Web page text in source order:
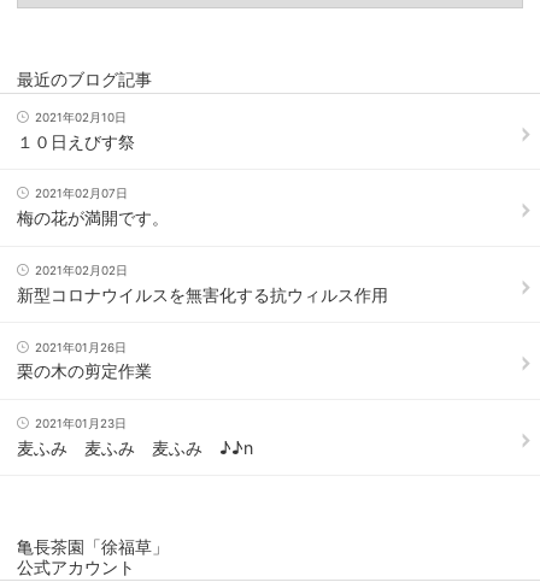
最近のブログ記事
2021年02月10日
１０日えびす祭
2021年02月07日
梅の花が満開です。
2021年02月02日
新型コロナウイルスを無害化する抗ウィルス作用
2021年01月26日
栗の木の剪定作業
2021年01月23日
麦ふみ 麦ふみ 麦ふみ ♪♪n
亀長茶園「徐福草」
公式アカウント